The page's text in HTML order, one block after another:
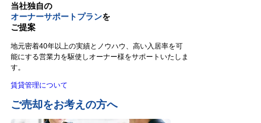
当社独自の
オーナーサポートプランを
ご提案
地元密着40年以上の実績とノウハウ、高い入居率を可
能にする営業力を駆使しオーナー様をサポートいたしま
す。
賃貸管理について
ご売却をお考えの方へ